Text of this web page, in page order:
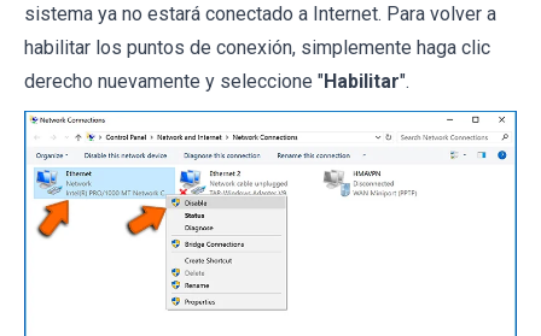
sistema ya no estará conectado a Internet. Para volver a
habilitar los puntos de conexión, simplemente haga clic
derecho nuevamente y seleccione "Habilitar".